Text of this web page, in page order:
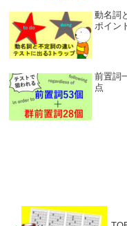
動名詞
ポイン
前置詞
点